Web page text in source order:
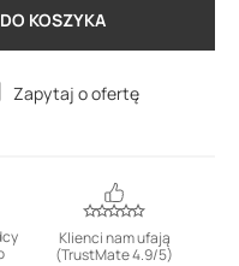
DO KOSZYKA
Zapytaj o ofertę
Klienci nam ufają
(TrustMate 4.9/5)